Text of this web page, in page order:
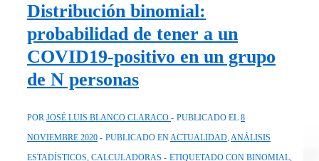
tener
a
un
COVID19-
en
un
Distribución binomial:
probabilidad de tener a un
COVID19-positivo en un grupo
de N personas
POR JOSÉ LUIS BLANCO CLARACO PUBLICADO EL 8
NOVIEMBRE 2020
PUBLICADO ENACTUALIDAD,ANÁLISIS
ESTADÍSTICOS, CALCULADORAS ETIQUETADO CON BINOMIAL,